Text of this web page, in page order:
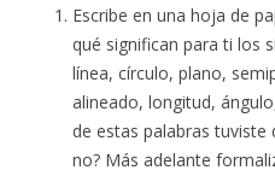
Escribe en una hoja de
qué significan para ti los
línea, círculo, plano,
alineado, longitud,
de estas palabras tuviste
no? Más adelante